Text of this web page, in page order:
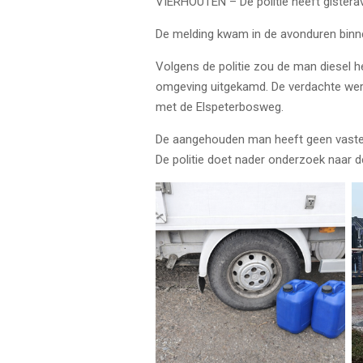
De melding kwam in de avonduren
Volgens de politie zou de man diesel
omgeving uitgekamd. De verdachte
met de Elspeterbosweg.
De aangehouden man heeft geen
De politie doet nader onderzoek naar